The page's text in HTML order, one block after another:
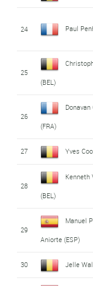
24 Paul
25
(BEL)
26
(FRA)
27 Yves
28
Kenneth
(BEL)
29
Manuel
Aniorte (ESP)
30 Jelle